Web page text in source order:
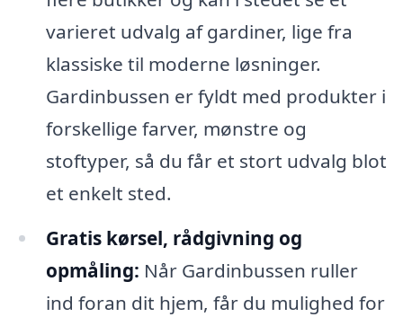
varieret udvalg af gardiner, lige fra
klassiske til moderne løsninger.
Gardinbussen er fyldt med produkter i
forskellige farver, mønstre og
stoftyper, så du får et stort udvalg blot
et enkelt sted.
Gratis kørsel, rådgivning og
opmåling: Når Gardinbussen ruller
ind foran dit hjem, får du mulighed for